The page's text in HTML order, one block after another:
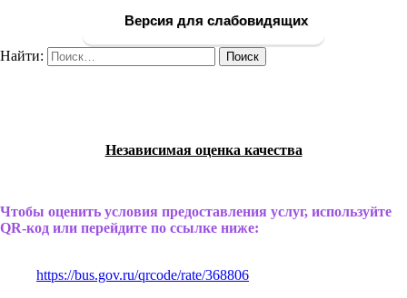
Версия для слабовидящих
Найти:
Независимая оценка качества
Чтобы оценить условия предоставления услуг, используйте
QR-код или перейдите по ссылке ниже:
https://bus.gov.ru/qrcode/rate/368806